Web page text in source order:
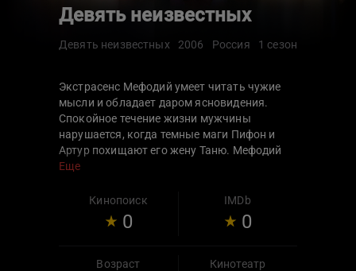
Девять неизвестных
Девять неизвестных 2006 Россия 1 сезон
Экстрасенс Мефодий умеет читать чужие
мысли и обладает даром ясновидения.
Спокойное течение жизни мужчины
нарушается, когда темные маги Пифон и
Артур похищают его жену Таню. Мефодий
вынужден отправиться на спасение
колдунам, а помочь ему решается
английский аристократ русского
происхождения Виктор Севидов.
Еще
Кинопоиск
0
IMDb
0
Возраст Кинотеатр